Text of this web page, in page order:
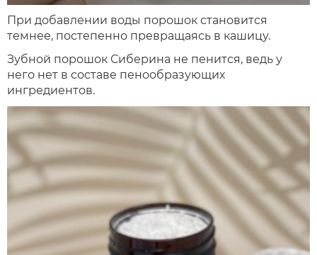
При добавлении воды порошок становится
темнее, постепенно превращаясь в кашицу.
Зубной порошок Сиберина не пенится, ведь у
него нет в составе пенообразующих
ингредиентов.